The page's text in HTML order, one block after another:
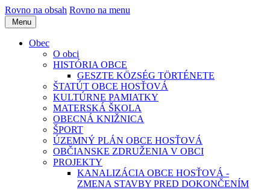
Rovno na obsah Rovno na menu
Menu
Obec
O obci
HISTÓRIA OBCE
GESZTE KÖZSÉG TÖRTÉNETE
ŠTATÚT OBCE HOSŤOVÁ
KULTÚRNE PAMIATKY
MATERSKÁ ŠKOLA
OBECNÁ KNIŽNICA
ŠPORT
ÚZEMNÝ PLÁN OBCE HOSŤOVÁ
OBČIANSKE ZDRUŽENIA V OBCI
PROJEKTY
KANALIZÁCIA OBCE HOSŤOVÁ -
ZMENA STAVBY PRED DOKONČENÍM